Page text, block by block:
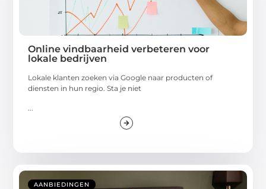
Online vindbaarheid verbeteren voor
lokale bedrijven
Lokale klanten zoeken via Google naar producten of
diensten in hun regio. Sta je niet
AANBIEDINGEN